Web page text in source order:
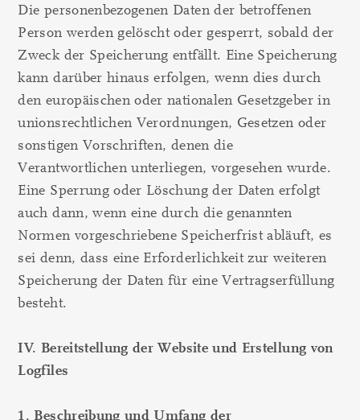
Die personenbezogenen Daten der betroffenen
Person werden gelöscht oder gesperrt, sobald der
Zweck der Speicherung entfällt. Eine Speicherung
kann darüber hinaus erfolgen, wenn dies durch
den europäischen oder nationalen Gesetzgeber in
unionsrechtlichen Verordnungen, Gesetzen oder
sonstigen Vorschriften, denen die
Verantwortlichen unterliegen, vorgesehen wurde.
Eine Sperrung oder Löschung der Daten erfolgt
auch dann, wenn eine durch die genannten
Normen vorgeschriebene Speicherfrist abläuft, es
sei denn, dass eine Erforderlichkeit zur weiteren
Speicherung der Daten für eine Vertragserfüllung
besteht.
IV. Bereitstellung der Website und Erstellung von
Logfiles
1. Beschreibung und Umfang der